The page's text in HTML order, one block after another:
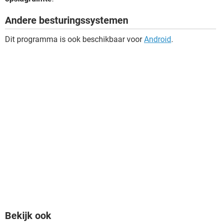
Andere besturingssystemen
Dit programma is ook beschikbaar voorAndroid.
Bekijk ook